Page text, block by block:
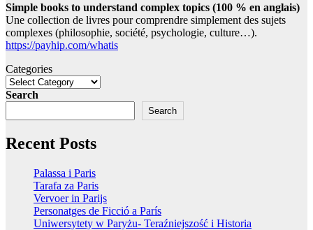
Simple books to understand complex topics (100 % en anglais)
Une collection de livres pour comprendre simplement des sujets
complexes (philosophie, société, psychologie, culture…).
https://payhip.com/whatis
Categories
Search
Search
Recent Posts
Palassa i Paris
Tarafa za Paris
Vervoer in Parijs
Personatges de Ficció a París
Uniwersytety w Paryżu- Teraźniejszość i Historia